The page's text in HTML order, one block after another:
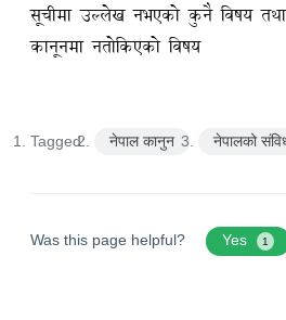
सूचीमा उल्लेख नभएको कुनै विषय
कानूनमा नतोकिएको विषय
Tagged: नेपाल कानुन नेपालको
Was this page helpful? Yes 1